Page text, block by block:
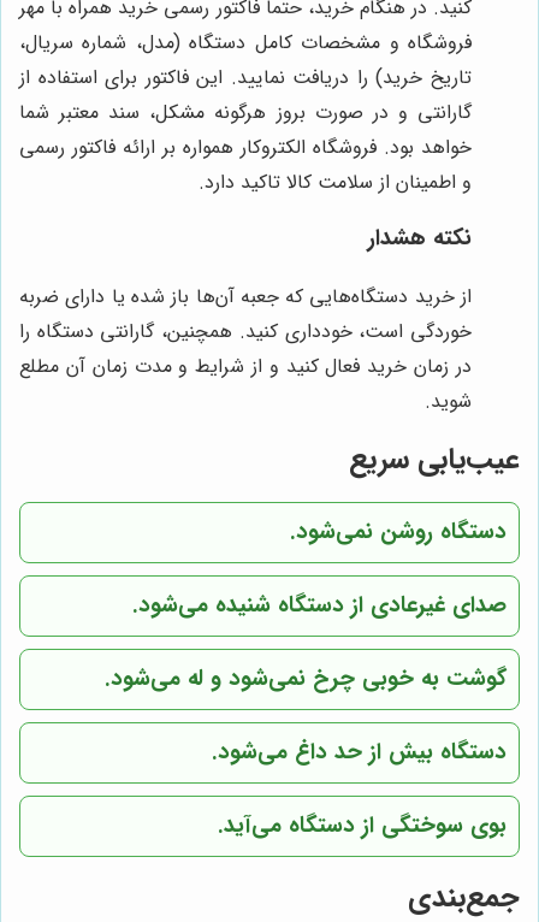
کنید. در هنگام خرید، حتماً فاکتور رسمی خرید همراه با مهر
فروشگاه و مشخصات کامل دستگاه (مدل، شماره سریال،
تاریخ خرید) را دریافت نمایید. این فاکتور برای استفاده از
گارانتی و در صورت بروز هرگونه مشکل، سند معتبر شما
خواهد بود. فروشگاه الکتروکار همواره بر ارائه فاکتور رسمی
و اطمینان از سلامت کالا تاکید دارد.
نکته هشدار
از خرید دستگاه‌هایی که جعبه آن‌ها باز شده یا دارای ضربه
خوردگی است، خودداری کنید. همچنین، گارانتی دستگاه را
در زمان خرید فعال کنید و از شرایط و مدت زمان آن مطلع
شوید.
عیب‌یابی سریع
دستگاه روشن نمی‌شود.
صدای غیرعادی از دستگاه شنیده می‌شود.
گوشت به خوبی چرخ نمی‌شود و له می‌شود.
دستگاه بیش از حد داغ می‌شود.
بوی سوختگی از دستگاه می‌آید.
جمع‌بندی